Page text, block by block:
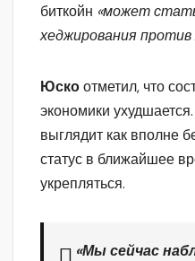
биткойн «может
хеджирования против
Юскоотметил, что
экономики
выглядит как вполне
статус в ближайшее
укрепляться.
«Мы сейчас